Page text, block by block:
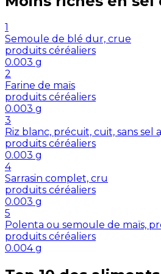
1
Semoule de blé dur, crue
produits céréaliers
0.003 g
2
Farine de maïs
produits céréaliers
0.003 g
3
Riz blanc, précuit, cuit, sans sel
produits céréaliers
0.003 g
4
Sarrasin complet, cru
produits céréaliers
0.003 g
5
Polenta ou semoule de maïs,
produits céréaliers
0.004 g